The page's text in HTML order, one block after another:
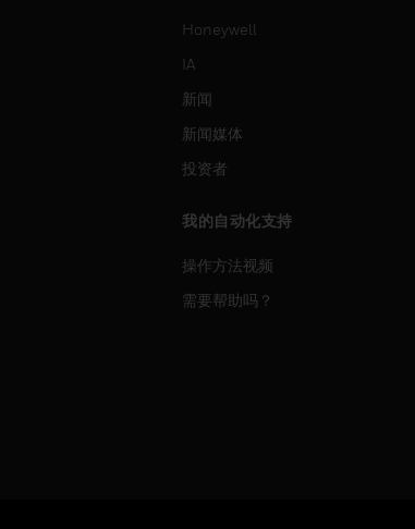
Honeywell
IA
新闻
新闻媒体
投资者
我的自动化支持
操作方法视频
需要帮助吗？